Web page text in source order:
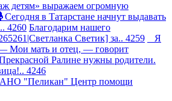
детям» выражаем огромную
в Татарстане начнут выдавать
4260 Благодарим нашего
Светик] за.. 4259
Я
мать и отец, — говорит
Ралине нужны родители.
4246
АНО "Пеликан" Центр помощи